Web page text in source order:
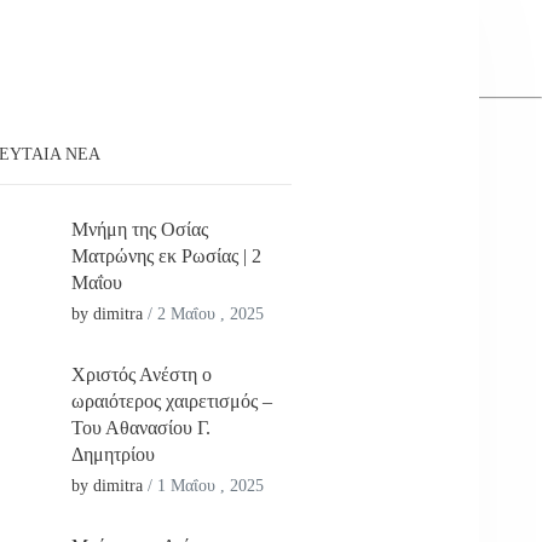
ΝΕΑ
Μνήμη της Οσίας
Ματρώνης εκ Ρωσίας | 2
Μαΐου
by dimitra / 2 Μαΐου , 2025
Χριστός Ανέστη ο
ωραιότερος χαιρετισμός –
Του Αθανασίου Γ.
Δημητρίου
by dimitra / 1 Μαΐου , 2025